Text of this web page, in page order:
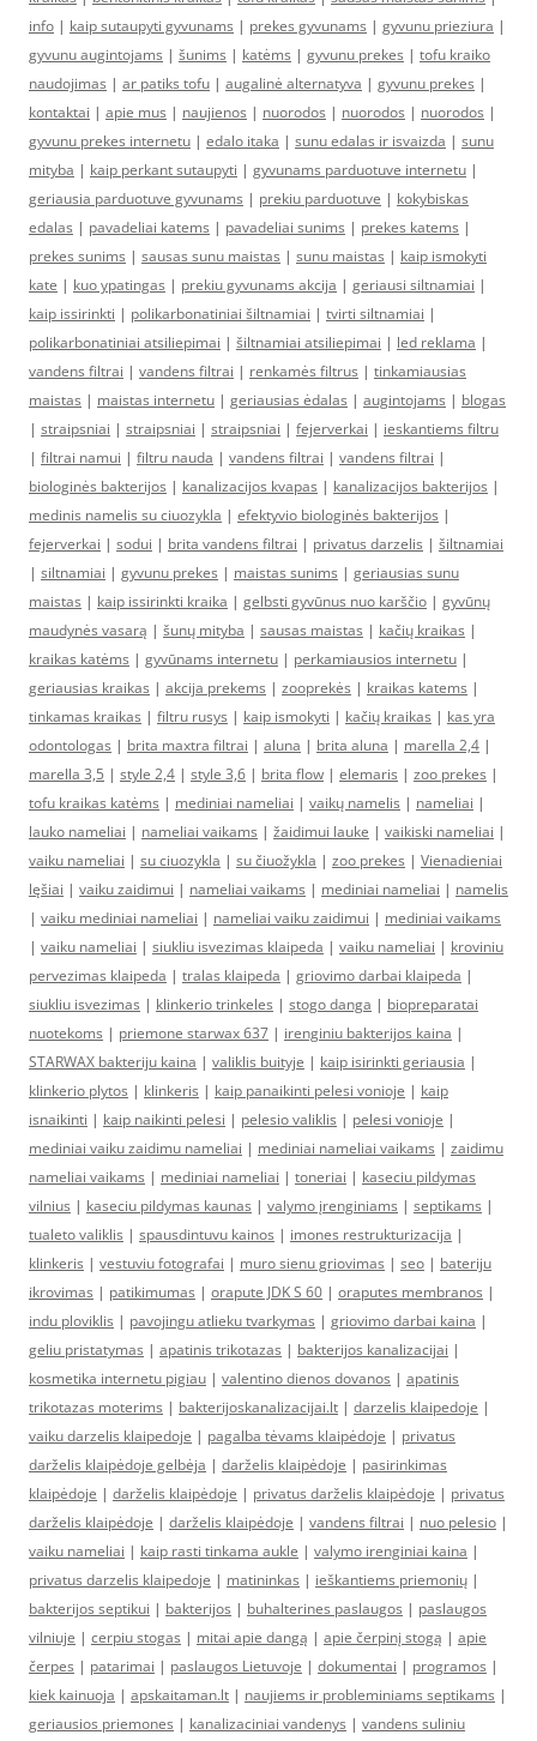
info | kaip sutaupyti gyvunams | prekes gyvunams | gyvunu prieziura |
gyvunu augintojams | šunims | katėms | gyvunu prekes | tofu kraiko
naudojimas | ar patiks tofu | augalinė alternatyva | gyvunu prekes |
kontaktai | apie mus | naujienos | nuorodos | nuorodos | nuorodos |
gyvunu prekes internetu | edalo itaka | sunu edalas ir isvaizda | sunu
mityba | kaip perkant sutaupyti | gyvunams parduotuve internetu |
geriausia parduotuve gyvunams | prekiu parduotuve | kokybiskas
edalas | pavadeliai katems | pavadeliai sunims | prekes katems |
prekes sunims | sausas sunu maistas | sunu maistas | kaip ismokyti
kate | kuo ypatingas | prekiu gyvunams akcija | geriausi siltnamiai |
kaip issirinkti | polikarbonatiniai šiltnamiai | tvirti siltnamiai |
polikarbonatiniai atsiliepimai | šiltnamiai atsiliepimai | led reklama |
vandens filtrai | vandens filtrai | renkamės filtrus | tinkamiausias
maistas | maistas internetu | geriausias ėdalas | augintojams | blogas
| straipsniai | straipsniai | straipsniai | fejerverkai | ieskantiems filtru
| filtrai namui | filtru nauda | vandens filtrai | vandens filtrai |
biologinės bakterijos | kanalizacijos kvapas | kanalizacijos bakterijos |
medinis namelis su ciuozykla | efektyvio biologinės bakterijos |
fejerverkai | sodui | brita vandens filtrai | privatus darzelis | šiltnamiai
| siltnamiai | gyvunu prekes | maistas sunims | geriausias sunu
maistas | kaip issirinkti kraika | gelbsti gyvūnus nuo karščio | gyvūnų
maudynės vasarą | šunų mityba | sausas maistas | kačių kraikas |
kraikas katėms | gyvūnams internetu | perkamiausios internetu |
geriausias kraikas | akcija prekems | zooprekės | kraikas katems |
tinkamas kraikas | filtru rusys | kaip ismokyti | kačių kraikas | kas yra
odontologas | brita maxtra filtrai | aluna | brita aluna | marella 2,4 |
marella 3,5 | style 2,4 | style 3,6 | brita flow | elemaris | zoo prekes |
tofu kraikas katėms | mediniai nameliai | vaikų namelis | nameliai |
lauko nameliai | nameliai vaikams | žaidimui lauke | vaikiski nameliai |
vaiku nameliai | su ciuozykla | su čiuožykla | zoo prekes | Vienadieniai
lęšiai | vaiku zaidimui | nameliai vaikams | mediniai nameliai | namelis
| vaiku mediniai nameliai | nameliai vaiku zaidimui | mediniai vaikams
| vaiku nameliai | siukliu isvezimas klaipeda | vaiku nameliai | kroviniu
pervezimas klaipeda | tralas klaipeda | griovimo darbai klaipeda |
siukliu isvezimas | klinkerio trinkeles | stogo danga | biopreparatai
nuotekoms | priemone starwax 637 | irenginiu bakterijos kaina |
STARWAX bakteriju kaina | valiklis buityje | kaip isirinkti geriausia |
klinkerio plytos | klinkeris | kaip panaikinti pelesi vonioje | kaip
isnaikinti | kaip naikinti pelesi | pelesio valiklis | pelesi vonioje |
mediniai vaiku zaidimu nameliai | mediniai nameliai vaikams | zaidimu
nameliai vaikams | mediniai nameliai | toneriai | kaseciu pildymas
vilnius | kaseciu pildymas kaunas | valymo įrenginiams | septikams |
tualeto valiklis | spausdintuvu kainos | imones restrukturizacija |
klinkeris | vestuviu fotografai | muro sienu griovimas | seo | bateriju
ikrovimas | patikimumas | orapute JDK S 60 | oraputes membranos |
indu ploviklis | pavojingu atlieku tvarkymas | griovimo darbai kaina |
geliu pristatymas | apatinis trikotazas | bakterijos kanalizacijai |
kosmetika internetu pigiau | valentino dienos dovanos | apatinis
trikotazas moterims | bakterijoskanalizacijai.lt | darzelis klaipedoje |
vaiku darzelis klaipedoje | pagalba tėvams klaipėdoje | privatus
darželis klaipėdoje gelbėja | darželis klaipėdoje | pasirinkimas
klaipėdoje | darželis klaipėdoje | privatus darželis klaipėdoje | privatus
darželis klaipėdoje | darželis klaipėdoje | vandens filtrai | nuo pelesio |
vaiku nameliai | kaip rasti tinkama aukle | valymo irenginiai kaina |
privatus darzelis klaipedoje | matininkas | ieškantiems priemonių |
bakterijos septikui | bakterijos | buhalterines paslaugos | paslaugos
vilniuje | cerpiu stogas | mitai apie dangą | apie čerpinį stogą | apie
čerpes | patarimai | paslaugos Lietuvoje | dokumentai | programos |
kiek kainuoja | apskaitaman.lt | naujiems ir probleminiams septikams |
geriausios priemones | kanalizaciniai vandenys | vandens suliniu